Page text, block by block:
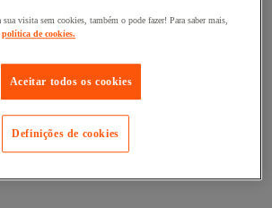
de segurança
encaixável
e Sistemas de Elevação
visita sem cookies, também o pode fazer! Para saber mais,
política de cookies.
Aceitar todos os cookies
Definições de cookies